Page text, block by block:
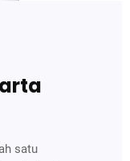
satu